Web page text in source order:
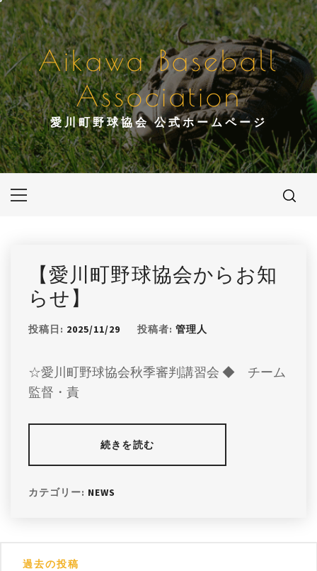
コ
ン
テ
ン
ツ
へ
ス
キ
ッ
プ
Aikawa Baseball
Association
愛川町野球協会 公式ホームページ
メ
【愛川町野球協会からお知
らせ】
投稿日: 2025/11/29 投稿者: 管理人
☆愛川町野球協会秋季審判講習会 ◆ チーム
監督・責
続きを読む
カテゴリー: NEWS
過去の投稿